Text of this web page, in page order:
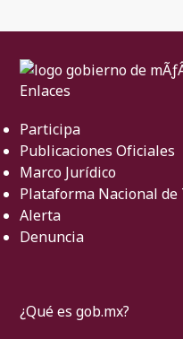
Enlaces
Participa
Publicaciones Oficiales
Marco Jurídico
Plataforma Nacional
Alerta
Denuncia
¿Qué es gob.mx?